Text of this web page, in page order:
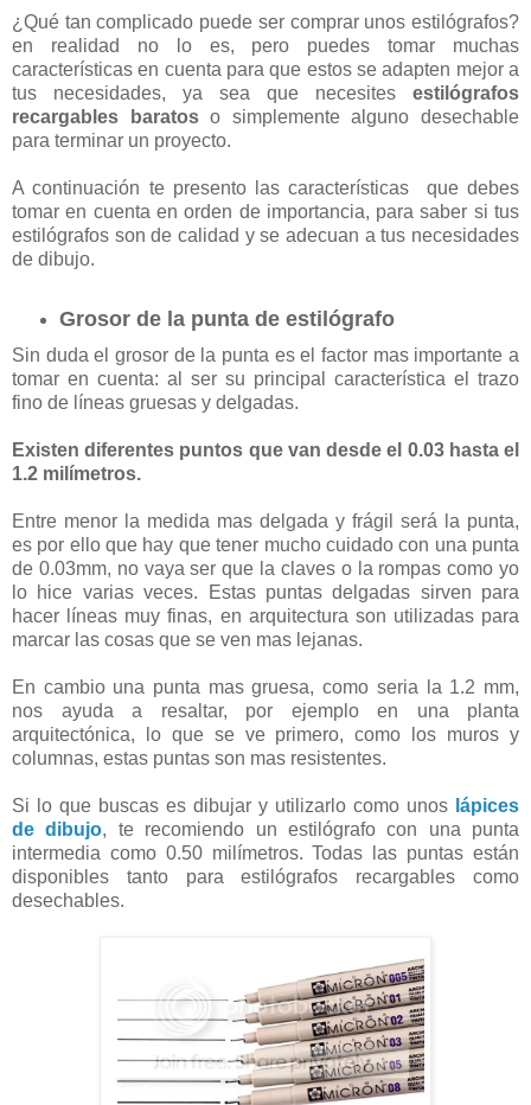
¿Qué tan complicado puede ser comprar unos estilógrafos?
en realidad no lo es, pero puedes tomar muchas
características en cuenta para que estos se adapten mejor a
tus necesidades, ya sea que necesites estilógrafos
recargables baratoso simplemente alguno desechable
para terminar un proyecto.
A continuación te presento las características que debes
tomar en cuenta en orden de importancia, para saber si tus
estilógrafos son de calidad y se adecuan a tus necesidades
de dibujo.
Grosor de la punta de estilógrafo
Sin duda el grosor de la punta es el factor mas importante a
tomar en cuenta: al ser su principal característica el trazo
fino de líneas gruesas y delgadas.
Existen diferentes puntos que van desde el 0.03 hasta el
1.2 milímetros.
Entre menor la medida mas delgada y frágil será la punta,
es por ello que hay que tener mucho cuidado con una punta
de 0.03mm, no vaya ser que la claves o la rompas como yo
lo hice varias veces. Estas puntas delgadas sirven para
hacer líneas muy finas, en arquitectura son utilizadas para
marcar las cosas que se ven mas lejanas.
En cambio una punta mas gruesa, como seria la 1.2 mm,
nos ayuda a resaltar, por ejemplo en una planta
arquitectónica, lo que se ve primero, como los muros y
columnas, estas puntas son mas resistentes.
Si lo que buscas es dibujar y utilizarlo como unos lápices
de dibujo, te recomiendo un estilógrafo con una punta
intermedia como 0.50 milímetros. Todas las puntas están
disponibles tanto para estilógrafos recargables como
desechables.